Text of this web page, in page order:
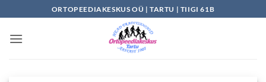
to
content
ORTOPEEDIAKESKUS OÜ | TARTU | TIIGI 61B